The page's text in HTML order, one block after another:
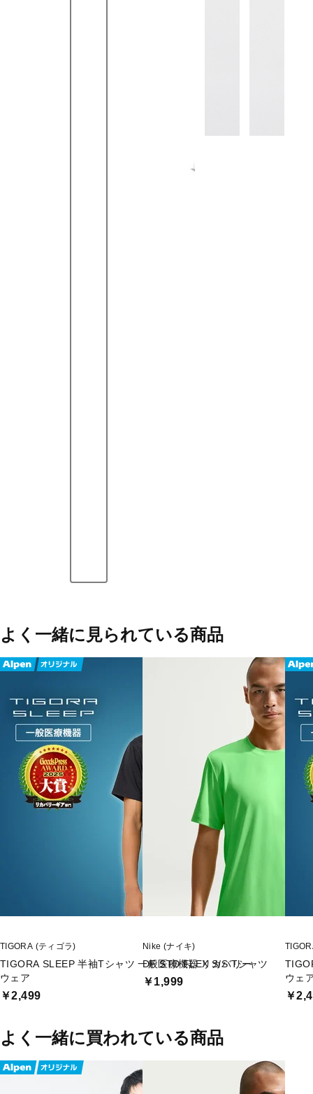
よく一緒に見られている商品
TIGORA (ティゴラ)
TIGORA SLEEP 半袖Tシャツ 一般医療機器 リカバリー
ウェア
￥2,499
Nike (ナイキ)
DF STD FLEX S/S Tシャツ
￥1,999
ウェ
￥
よく一緒に買われている商品